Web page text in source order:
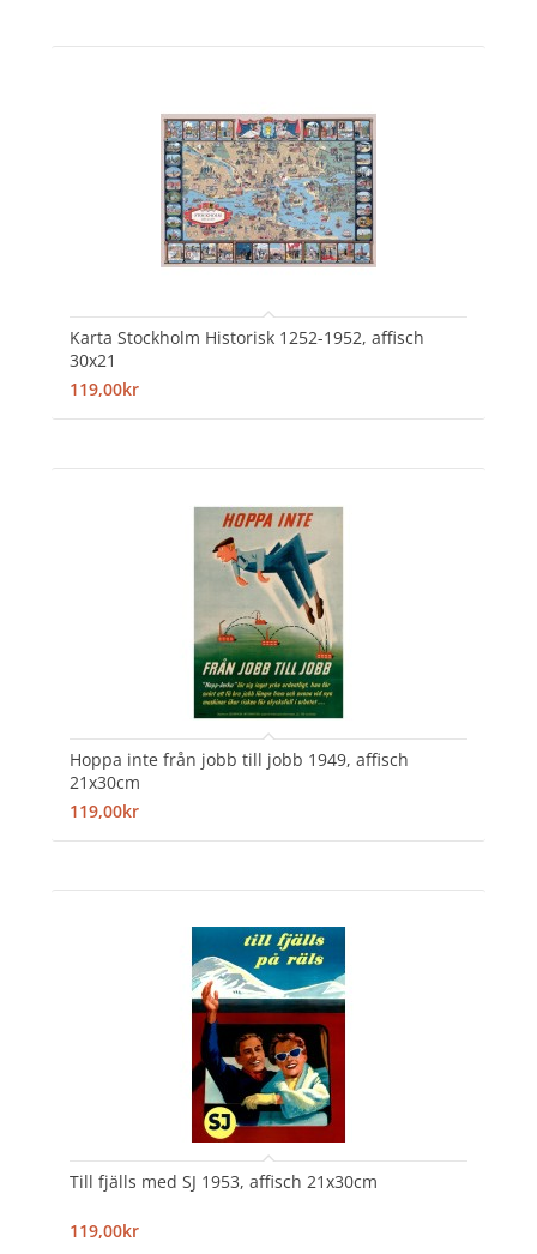
Karta Stockholm Historisk 1252-1952, affisch
30x21
119,00kr
Hoppa inte från jobb till jobb 1949, affisch
21x30cm
119,00kr
Till fjälls med SJ 1953, affisch 21x30cm
119,00kr